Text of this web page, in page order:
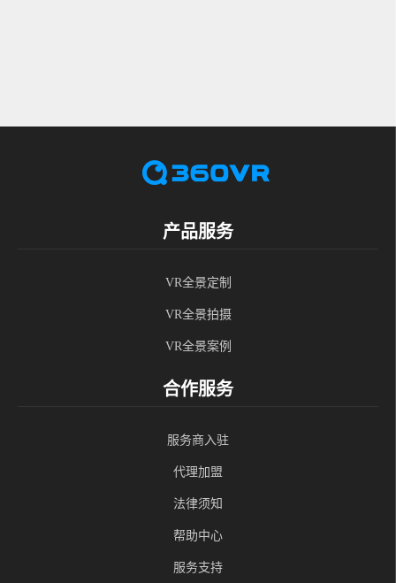
产品服务
VR全景定制
VR全景拍摄
VR全景案例
合作服务
服务商入驻
代理加盟
法律须知
帮助中心
服务支持